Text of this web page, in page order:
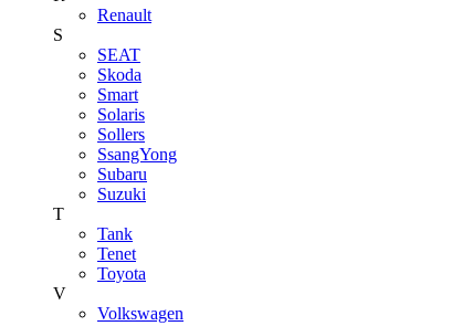
Renault
S
SEAT
Skoda
Smart
Solaris
Sollers
SsangYong
Subaru
Suzuki
T
Tank
Tenet
Toyota
V
Volkswagen